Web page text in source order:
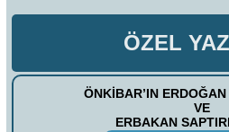
ÖZEL
ÖNKİBAR’IN
VE
ERBAKAN